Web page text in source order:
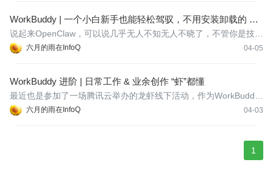
WorkBuddy | 一个小白新手也能轻松驾驭，不用安装卸载的 Op
enClaw
六月的雨在InfoQ 04-05
说起来OpenClaw，可以说几乎无人不知无人不晓了，不管你是技术
人还是非技术人，谈起OpenClaw，总是能聊上两句。在前一段时
WorkBuddy 进阶 | 日常工作 & 业余创作 “虾”都懂
六月的雨在InfoQ 04-03
最近也是参加了一场腾讯云举办的龙虾线下活动，作为WorkBuddy
实操导师的身份。在活动过程中，有关注到非技术人员关于WorkBu
1